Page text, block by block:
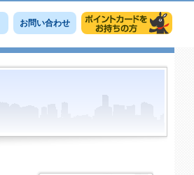
お問い合わせ